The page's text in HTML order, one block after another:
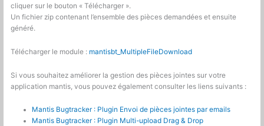
cliquer sur le bouton « Télécharger ».
Un fichier zip contenant l’ensemble des pièces demandées et ensuite
généré.
Télécharger le module : mantisbt_MultipleFileDownload
Si vous souhaitez améliorer la gestion des pièces jointes sur votre
application mantis, vous pouvez également consulter les liens suivants :
Mantis Bugtracker : Plugin Envoi de pièces jointes par emails
Mantis Bugtracker : Plugin Multi-upload Drag & Drop